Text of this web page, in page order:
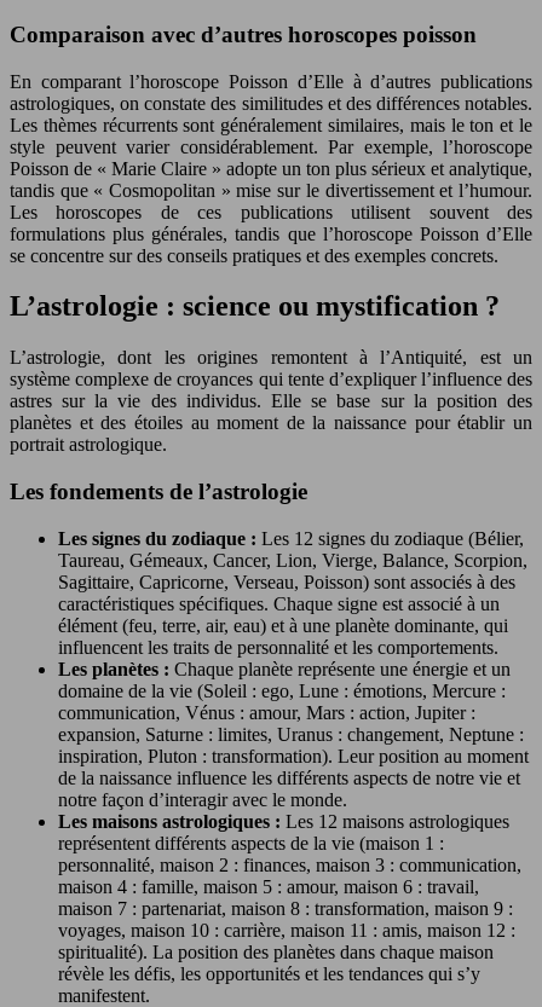
Comparaison avec d’autres horoscopes poisson
En comparant l’horoscope Poisson d’Elle à d’autres publications
astrologiques, on constate des similitudes et des différences notables.
Les thèmes récurrents sont généralement similaires, mais le ton et le
style peuvent varier considérablement. Par exemple, l’horoscope
Poisson de « Marie Claire » adopte un ton plus sérieux et analytique,
tandis que « Cosmopolitan » mise sur le divertissement et l’humour.
Les horoscopes de ces publications utilisent souvent des
formulations plus générales, tandis que l’horoscope Poisson d’Elle
se concentre sur des conseils pratiques et des exemples concrets.
L’astrologie : science ou mystification ?
L’astrologie, dont les origines remontent à l’Antiquité, est un
système complexe de croyances qui tente d’expliquer l’influence des
astres sur la vie des individus. Elle se base sur la position des
planètes et des étoiles au moment de la naissance pour établir un
portrait astrologique.
Les fondements de l’astrologie
Les signes du zodiaque : Les 12 signes du zodiaque (Bélier,
Taureau, Gémeaux, Cancer, Lion, Vierge, Balance, Scorpion,
Sagittaire, Capricorne, Verseau, Poisson) sont associés à des
caractéristiques spécifiques. Chaque signe est associé à un
élément (feu, terre, air, eau) et à une planète dominante, qui
influencent les traits de personnalité et les comportements.
Les planètes : Chaque planète représente une énergie et un
domaine de la vie (Soleil : ego, Lune : émotions, Mercure :
communication, Vénus : amour, Mars : action, Jupiter :
expansion, Saturne : limites, Uranus : changement, Neptune :
inspiration, Pluton : transformation). Leur position au moment
de la naissance influence les différents aspects de notre vie et
notre façon d’interagir avec le monde.
Les maisons astrologiques : Les 12 maisons astrologiques
représentent différents aspects de la vie (maison 1 :
personnalité, maison 2 : finances, maison 3 : communication,
maison 4 : famille, maison 5 : amour, maison 6 : travail,
maison 7 : partenariat, maison 8 : transformation, maison 9 :
voyages, maison 10 : carrière, maison 11 : amis, maison 12 :
spiritualité). La position des planètes dans chaque maison
révèle les défis, les opportunités et les tendances qui s’y
manifestent.